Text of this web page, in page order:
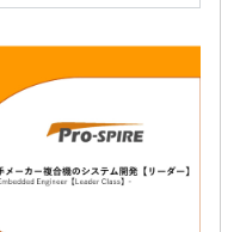
ベースの独自FW）、
HTML、CSS、Git、